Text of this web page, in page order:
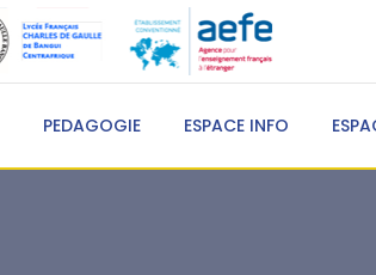
PEDAGOGIE ESPACE INFO